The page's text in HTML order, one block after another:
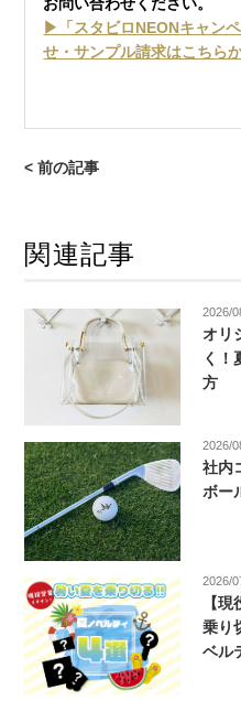
お問い合わせください。
▶「スタビロNEONキャン
せ・サンプル請求はこちら
< 前の記事
関連記事
2026/
オリ
く！
方
2026/
社内
ボー
2026/
【
乗り
ベル